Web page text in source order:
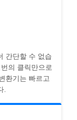
간단할 수 없습
의 클릭만으로
환기는 빠르고
.